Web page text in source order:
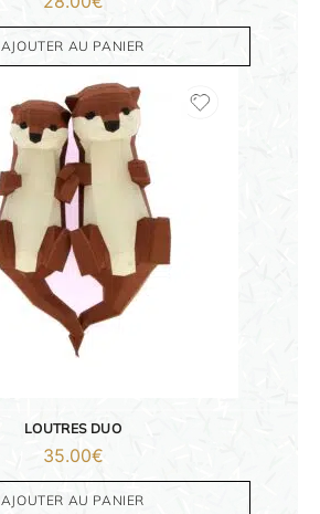
AJOUTER AU PANIER
LOUTRES DUO
35.00€
AJOUTER AU PANIER